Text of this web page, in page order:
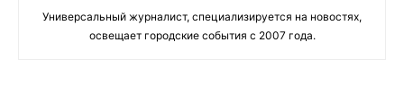
Универсальный журналист, специализируется на новостях,
освещает городские события с 2007 года.